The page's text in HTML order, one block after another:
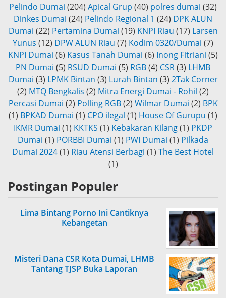
Pelindo Dumai (204) Apical Grup (40) polres dumai (32)
Dinkes Dumai (24) Pelindo Regional 1 (24) DPK ALUN
Dumai (22) Pertamina Dumai (19) KNPI Riau (17) Larsen
Yunus (12) DPW ALUN Riau (7) Kodim 0320/Dumai (7)
KNPI Dumai (6) Kasus Tanah Dumai (6) Inong Fitriani (5)
PN Dumai (5) RSUD Dumai (5) RGB(4) CSR(3) LHMB
Dumai (3) LPMK Bintan (3) Lurah Bintan (3) 2Tak Corner
(2) MTQ Bengkalis (2) Mitra Energi Dumai - Rohil (2)
Percasi Dumai (2) Polling RGB (2) Wilmar Dumai (2) BPK
(1) BPKAD Dumai (1) CPO ilegal (1) House Of Gurupu (1)
IKMR Dumai (1) KKTKS (1) Kebakaran Kilang(1) PKDP
Dumai (1) PORBBI Dumai (1) PWI Dumai (1) Pilkada
Dumai 2024(1) Riau Atensi Berbagi (1) The Best Hotel
(1)
Postingan Populer
Lima Bintang Porno Ini Cantiknya
Kebangetan
Misteri Dana CSR Kota Dumai, LHMB
Tantang TJSP Buka Laporan